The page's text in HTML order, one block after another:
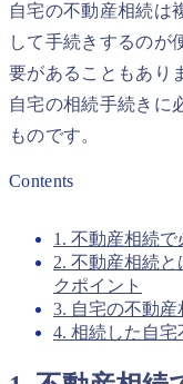
自宅の不動産相続は
して手続きするのが
要があることもあり
自宅の相続手続きに
ものです。
Contents
1. 不動産相続
2. 不動産相続
クポイント
3. 自宅の不動
4. 相続した自